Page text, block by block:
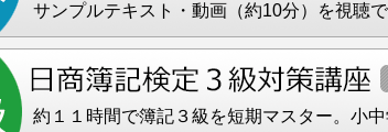
サンプルテキスト・動画（約10分）を視聴
約１１時間で簿記３級を短期マスター。小